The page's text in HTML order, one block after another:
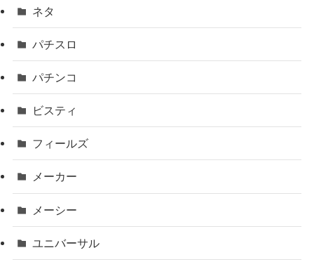
ネタ
パチスロ
パチンコ
ビスティ
フィールズ
メーカー
メーシー
ユニバーサル